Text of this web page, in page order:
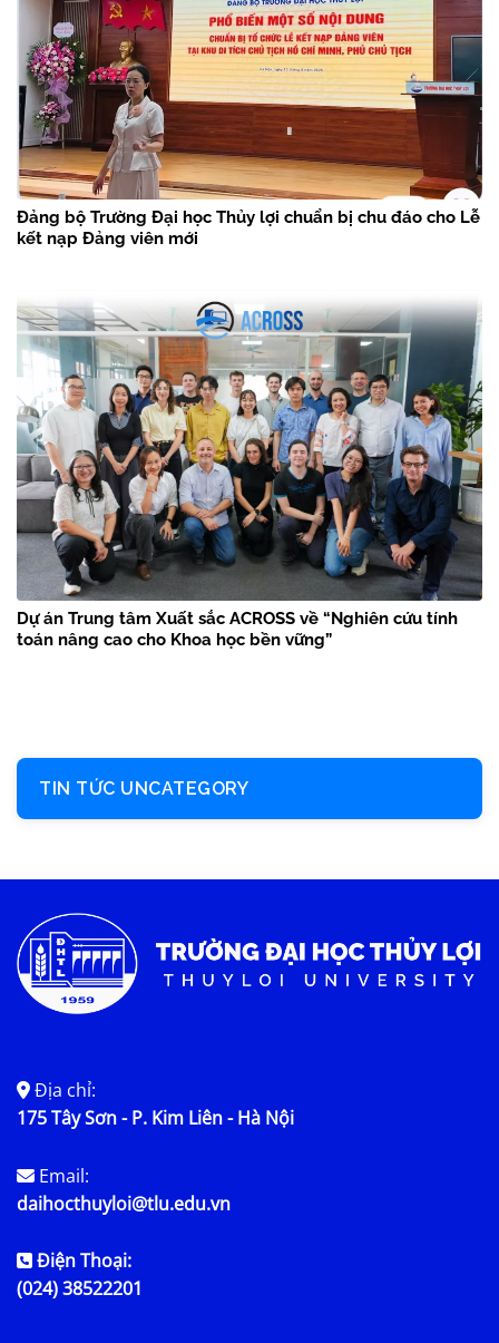
Đảng bộ Trường Đại học Thủy lợi chuẩn bị chu đáo cho Lễ
kết nạp Đảng viên mới
Dự án Trung tâm Xuất sắc ACROSS về “Nghiên cứu tính
toán nâng cao cho Khoa học bền vững”
TIN TỨC UNCATEGORY
Địa chỉ:
175 Tây Sơn - P. Kim Liên - Hà Nội
Email:
daihocthuyloi@tlu.edu.vn
Điện Thoại:
(024) 38522201